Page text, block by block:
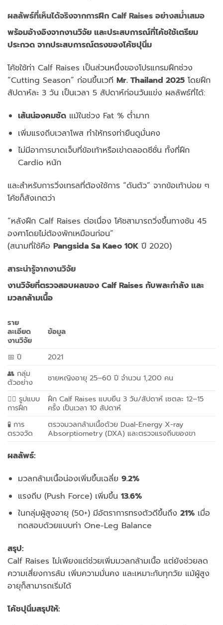
ผลลัพธ์ที่เห็นได้จริงจากการฝึก Calf Raises อย่างสม่ำเสมอ
พร้อมอ้างอิงจากงานวิจัย และประสบการณ์ที่โค้ชใช้เตรียม
ประกวด จากประสบการณ์ตรงของโค้ชปุนิ่ม
โค้ชใช้ท่า Calf Raises เป็นส่วนหนึ่งของโปรแกรมฝึกช่วง
“Cutting Season” ก่อนขึ้นเวที Mr. Thailand 2025 โดยฝึก
สัปดาห์ละ 3 วัน เป็นเวลา 5 สัปดาห์ก่อนวันแข่ง ผลลัพธ์ที่ได้:
เส้นน่องคมชัดแม้ในช่วง Fat % ต่ำมาก
เพิ่มแรงถีบเวลาโพส ทำให้ทรงท่ายืนดูมั่นคง
ไม่มีอาการบาดเจ็บที่ข้อเท้าหรือเข่าตลอดซีซั่น ทั้งที่ฝึก
Cardio หนัก
และสำหรับการวิ่งเทรลที่ต้องใช้การ “ดันตัว” จากข้อเท้าบ่อย ๆ
โค้ชก็สังเกตว่า
“หลังฝึก Calf Raises ต่อเนื่อง โค้ชสามารถวิ่งขึ้นทางชัน 45
องศาโดยไม่ต้องพักเหมือนก่อน”
(สนามที่ใช้คือ Pangsida Sa Kaeo 10K ปี 2020)
สาระน่ารู้จากงานวิจัย
งานวิจัยที่ตรวจสอบผลของ Calf Raises กับพละกำลัง และ
มวลกล้ามเนื้อ
ราย
ละเอียด
งานวิจัย
ข้อมูล
📅 ปี
2021
👥 กลุ่ม
ตัวอย่าง
ชายหญิงอายุ 25–60 ปี จำนวน 1,200 คน
🏋️‍♀️ รูปแบบ
การฝึก
ฝึก Calf Raises แบบยืน 3 วัน/สัปดาห์ เซตละ 12–15
ครั้ง เป็นเวลา 10 สัปดาห์
🧪 การ
ตรวจวัด
ตรวจมวลกล้ามเนื้อด้วย Dual-Energy X-ray
Absorptiometry (DXA) และตรวจแรงถีบของขา
ผลลัพธ์:
มวลกล้ามเนื้อน่องเพิ่มขึ้นเฉลี่ย 9.2%
แรงถีบ (Push Force) เพิ่มขึ้น 13.6%
ในกลุ่มผู้สูงอายุ (50+) มีอัตราการทรงตัวดีขึ้นถึง 21%เมื่อ
ทดสอบด้วยแบบท่า One-Leg Balance
สรุป:
Calf Raises ไม่เพียงแต่ช่วยเพิ่มมวลกล้ามเนื้อ แต่ยังช่วยลด
ความเสี่ยงการล้ม เพิ่มความมั่นคง และเหมาะกับทุกวัย แม้ผู้สูง
อายุก็สามารถเริ่มได้
โค้ชปุนิ่มสรุปให้: